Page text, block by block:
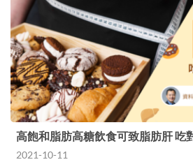
高飽和脂肪高糖飲食可致脂肪肝 吃
2021-10-11